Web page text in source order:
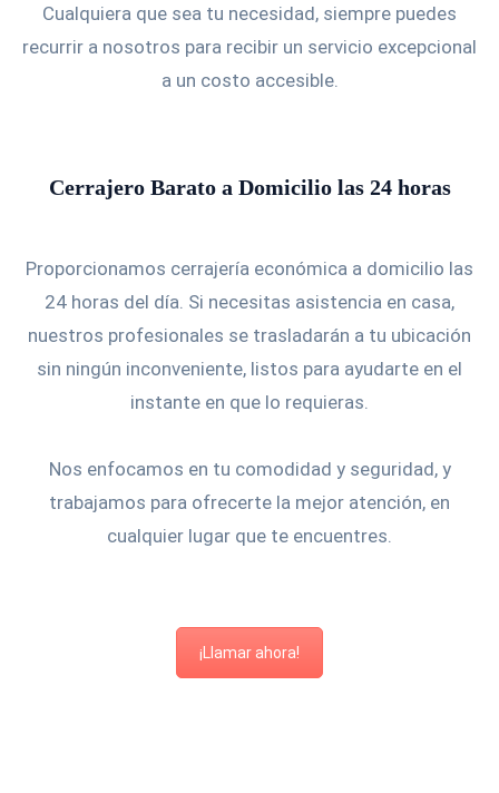
Cualquiera que sea tu necesidad, siempre puedes
recurrir a nosotros para recibir un servicio excepcional
a un costo accesible.
Cerrajero Barato a Domicilio las 24 horas
Proporcionamos cerrajería económica a domicilio las
24 horas del día. Si necesitas asistencia en casa,
nuestros profesionales se trasladarán a tu ubicación
sin ningún inconveniente, listos para ayudarte en el
instante en que lo requieras.
Nos enfocamos en tu comodidad y seguridad, y
trabajamos para ofrecerte la mejor atención, en
cualquier lugar que te encuentres.
¡Llamar ahora!